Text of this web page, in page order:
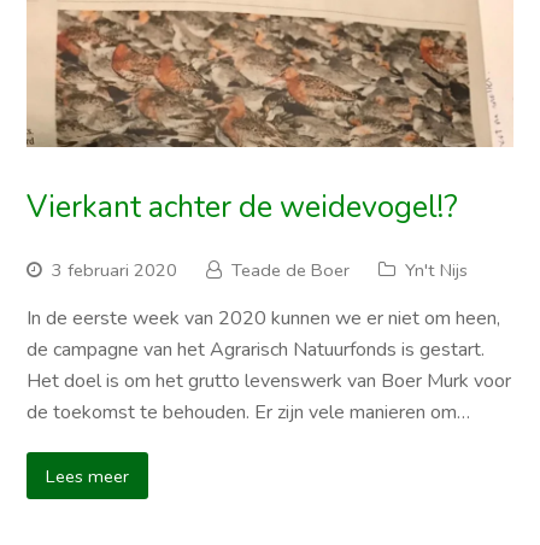
Vierkant achter de weidevogel!?
3 februari 2020 Teade de Boer Yn't Nijs
In de eerste week van 2020 kunnen we er niet om heen,
de campagne van het Agrarisch Natuurfonds is gestart.
Het doel is om het grutto levenswerk van Boer Murk voor
de toekomst te behouden. Er zijn vele manieren om…
Lees meer